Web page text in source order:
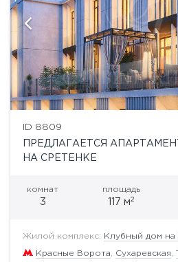
ID 8809
ПРЕДЛАГАЕТСЯ
НА СРЕТЕНКЕ
комнат
3
площадь
117 м2
Жилой комплекс: Клубный дом на
Красные Ворота Сухаревская